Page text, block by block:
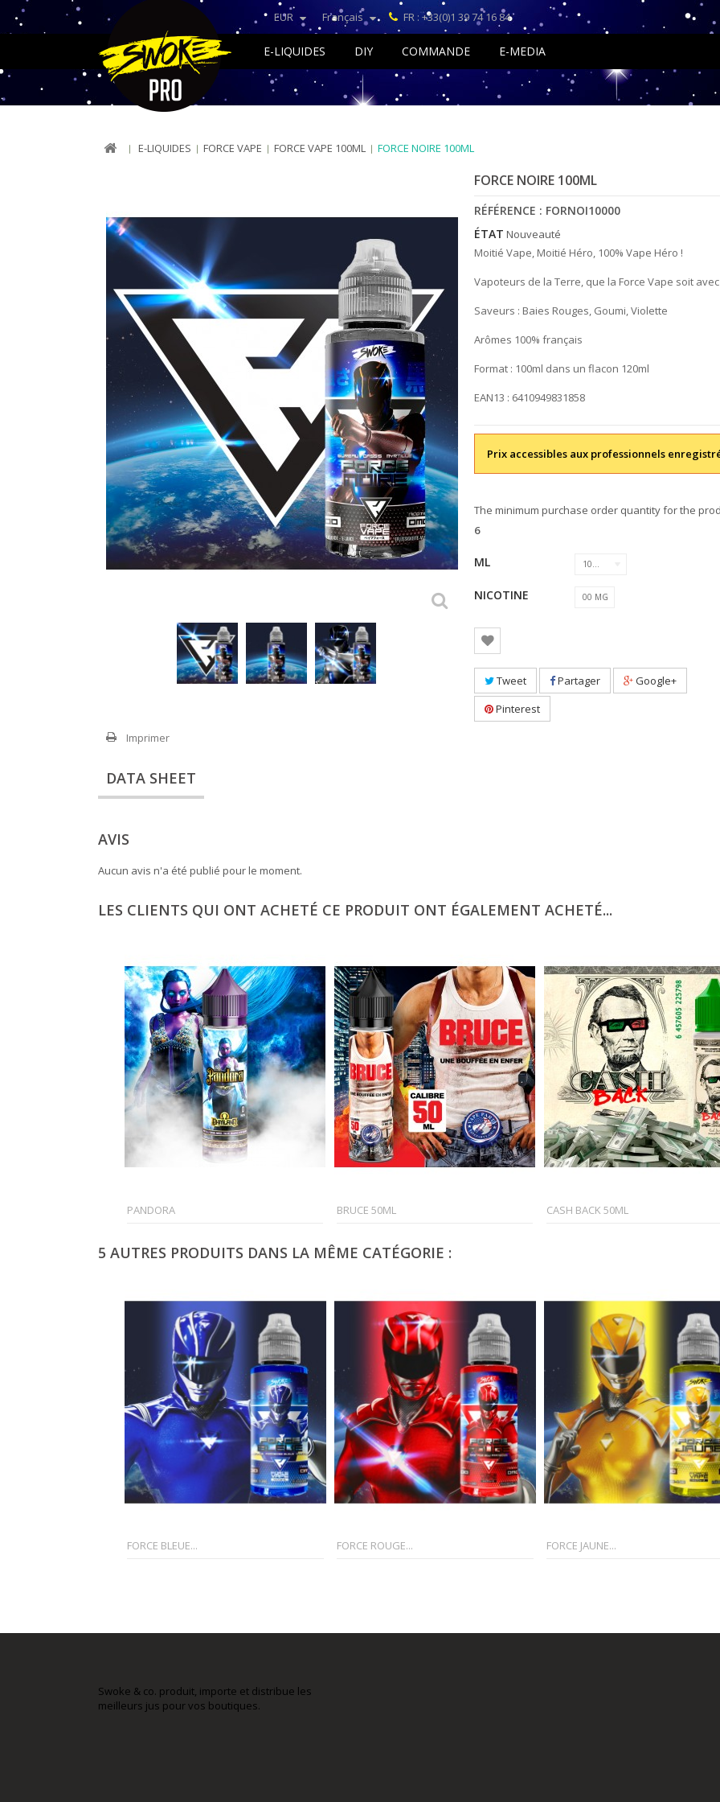
EUR Français FR : +33(0)1 39 74 16 84
E-LIQUIDES DIY COMMANDE E-MEDIA
E-LIQUIDES FORCE VAPE FORCE VAPE 100ML FORCE NOIRE 100ML
Imprimer
FORCE NOIRE 100ML
RÉFÉRENCE : FORNOI10000
ÉTAT Nouveauté
Moitié Vape, Moitié Héro, 100% Vape Héro !
Vapoteurs de la Terre, que la Force Vape soit
Saveurs : Baies Rouges, Goumi,Violette
Arômes 100% français
Format : 100ml dans un flacon 120ml
EAN13 : 6410949831858
Prix accessibles aux professionnels
The minimum purchase order quantity for the
6
ML 100ML
NICOTINE 00 MG
Tweet Partager
Google+
Pinterest
DATA SHEET
AVIS
Aucun avis n'a été publié pour le moment.
LES CLIENTS QUI ONT ACHETÉ CE PRODUIT ONT ÉGALEMENT ACHETÉ...
PANDORA BRUCE 50ML CASH BACK 50ML
5 AUTRES PRODUITS DANS LA MÊME CATÉGORIE :
FORCE BLEUE... FORCE ROUGE... FORCE JAUNE...
Swoke & co. produit, importe et distribue les
meilleurs jus pour vos boutiques.